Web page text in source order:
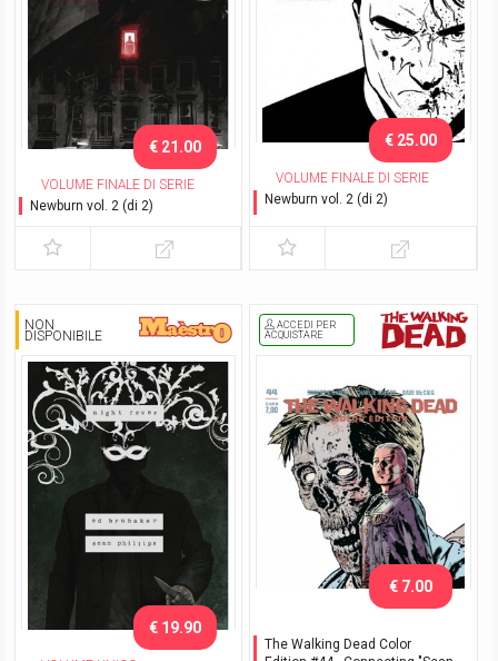
VOLUME FINALE DI SERIE
Newburn vol. 2 (di 2)
€ 21.00
VOLUME FINALE DI SERIE
Newburn vol. 2 (di 2)
€ 25.00
NON
DISPONIBILE
€ 19.90
ACCEDI PER
ACQUISTARE
The Walking Dead Color
€ 7.00